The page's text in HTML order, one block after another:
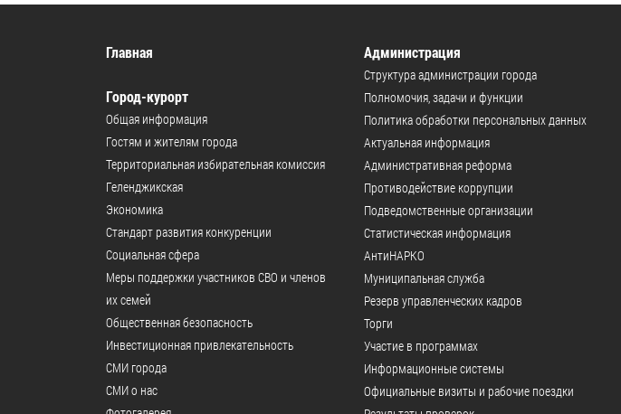
Главная
Город-курорт
Общая информация
Гостям и жителям города
Территориальная избирательная комиссия
Геленджикcкая
Экономика
Стандарт развития конкуренции
Социальная сфера
Меры поддержки участников СВО и членов
их семей
Общественная безопасность
Инвестиционная привлекательность
СМИ города
СМИ о нас
Администрация
Структура администрации города
Полномочия, задачи и функции
Политика обработки персональных данных
Актуальная информация
Административная реформа
Противодействие коррупции
Подведомственные организации
Статистическая информация
АнтиНАРКО
Муниципальная служба
Резерв управленческих кадров
Торги
Участие в программах
Информационные системы
Официальные визиты и рабочие поездки